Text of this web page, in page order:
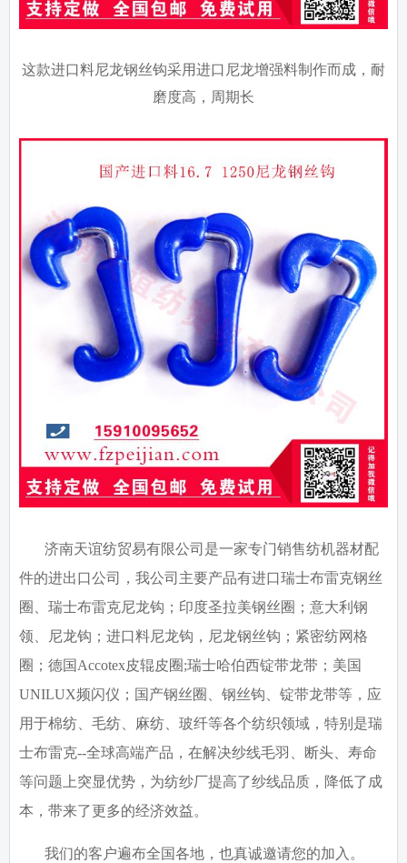
这款进口料尼龙钢丝钩采用进口尼龙增强料制作而成，耐
磨度高，周期长
济南天谊纺贸易有限公司是一家专门销售纺机器材配
件的进出口公司，我公司主要产品有进口瑞士布雷克钢丝
圈、瑞士布雷克尼龙钩；印度圣拉美钢丝圈；意大利钢
领、尼龙钩；进口料尼龙钩，尼龙钢丝钩；紧密纺网格
圈；德国 Accotex皮辊皮圈;瑞士哈伯西锭带龙带；美国
UNILUX频闪仪；国产钢丝圈、钢丝钩、锭带龙带等，应
用于棉纺、毛纺、麻纺、玻纤等各个纺织领域，特别是瑞
士布雷克--全球高端产品，在解决纱线毛羽、断头、寿命
等问题上突显优势，为纺纱厂提高了纱线品质，降低了成
本，带来了更多的经济效益。
我们的客户遍布全国各地，也真诚邀请您的加入。